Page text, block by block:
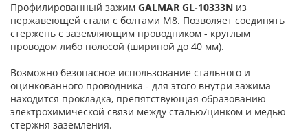
Профилированный зажим GALMAR GL-10333N из
нержавеющей стали с болтами М8. Позволяет соединять
стержень с заземляющим проводником - круглым
проводом либо полосой (шириной до 40 мм).
Возможно безопасное использование стального и
оцинкованного проводника - для этого внутри зажима
находится прокладка, препятствующая образованию
электрохимической связи между сталью/цинком и медью
стержня заземления.